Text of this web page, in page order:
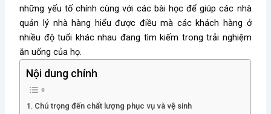
những yếu tố chính cùng với các bài học để giúp các nhà
quản lý nhà hàng hiểu được điều mà các khách hàng ở
nhiều độ tuổi khác nhau đang tìm kiếm trong trải nghiệm
ăn uống của họ.
Nội dung chính
1. Chú trọng đến chất lượng phục vụ và vệ sinh